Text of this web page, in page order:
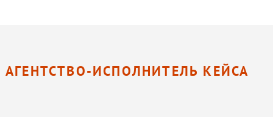
АГЕНТСТВО-ИСПОЛНИТЕЛЬ КЕЙСА